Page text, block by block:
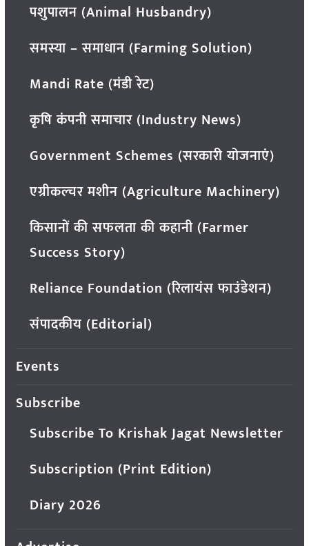
पशुपालन (Animal Husbandry)
समस्या – समाधान (Farming Solution)
Mandi Rate (मंडी रेट)
कृषि कंपनी समाचार (Industry News)
Government Schemes (सरकारी योजनाएं)
एग्रीकल्चर मशीन (Agriculture Machinery)
किसानों की सफलता की कहानी (Farmer
Success Story)
Reliance Foundation (रिलायंस फाउंडेशन)
संपादकीय (Editorial)
Events
Subscribe
Subscribe To Krishak Jagat Newsletter
Subscription (Print Edition)
Diary 2026